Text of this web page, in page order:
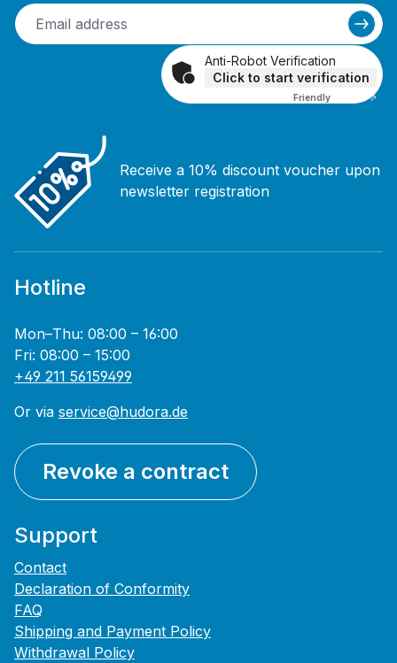
Anti-Robot Verification
Click to start verification
Friendly Captcha ⇗
Receive a 10% discount voucher upon
newsletter registration
Hotline
Mon–Thu: 08:00 – 16:00
Fri: 08:00 – 15:00
+49 211 56159499
Or via service@hudora.de
Revoke a contract
Support
Contact
Declaration of Conformity
FAQ
Shipping and Payment Policy
Withdrawal Policy